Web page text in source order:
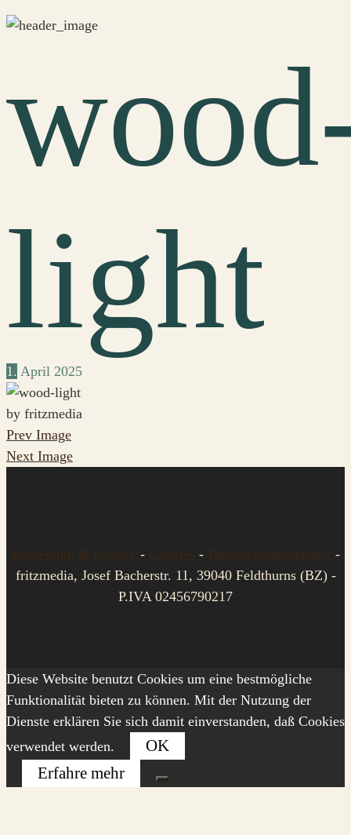
light
1. April 2025
by fritzmedia
Prev Image
Next Image
Impressum & Privacy - Cookies - Datenschutzerklärung -
fritzmedia, Josef Bacherstr. 11, 39040 Feldthurns (BZ) -
P.IVA 02456790217
Diese Website benutzt Cookies um eine bestmögliche
Funktionalität bieten zu können. Mit der Nutzung der
Dienste erklären Sie sich damit einverstanden, daß Cookies
verwendet werden.
OK
Erfahre mehr